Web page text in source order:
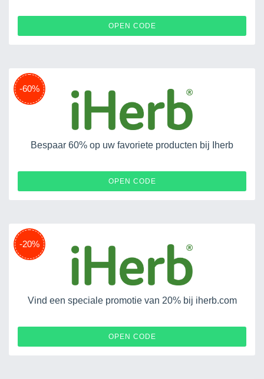
OPEN CODE
-60%
Bespaar 60% op uw favoriete producten bij Iherb
OPEN CODE
-20%
Vind een speciale promotie van 20% bij iherb.com
OPEN CODE